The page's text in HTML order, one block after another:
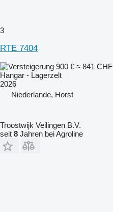
3
RTE 7404
900 € ≈ 841 CHF
Hangar - Lagerzelt
2026
Niederlande, Horst
Troostwijk Veilingen B.V.
seit 8 Jahren bei Agroline